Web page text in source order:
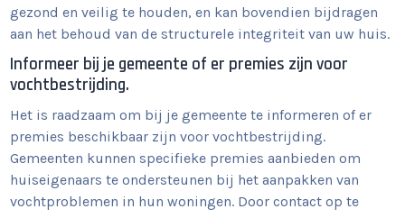
gezond en veilig te houden, en kan bovendien bijdragen
aan het behoud van de structurele integriteit van uw huis.
Informeer bij je gemeente of er premies zijn voor
vochtbestrijding.
Het is raadzaam om bij je gemeente te informeren of er
premies beschikbaar zijn voor vochtbestrijding.
Gemeenten kunnen specifieke premies aanbieden om
huiseigenaars te ondersteunen bij het aanpakken van
vochtproblemen in hun woningen. Door contact op te